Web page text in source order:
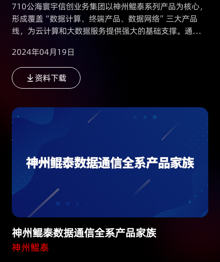
710公海寰宇信创业务集团以神州鲲泰系列产品为核心，
形成覆盖“数据计算、终端产品、数据网络”三大产品
线，为云计算和大数据服务提供强大的基础支撑。通过自
储、软件定义网络，实现云基础资源的自主可控，为各行
各业提供全栈的数据中心产品及解决方案。
2024年04月19日
资料下载
神州鲲泰数据通信全系产品家族
神州鲲泰